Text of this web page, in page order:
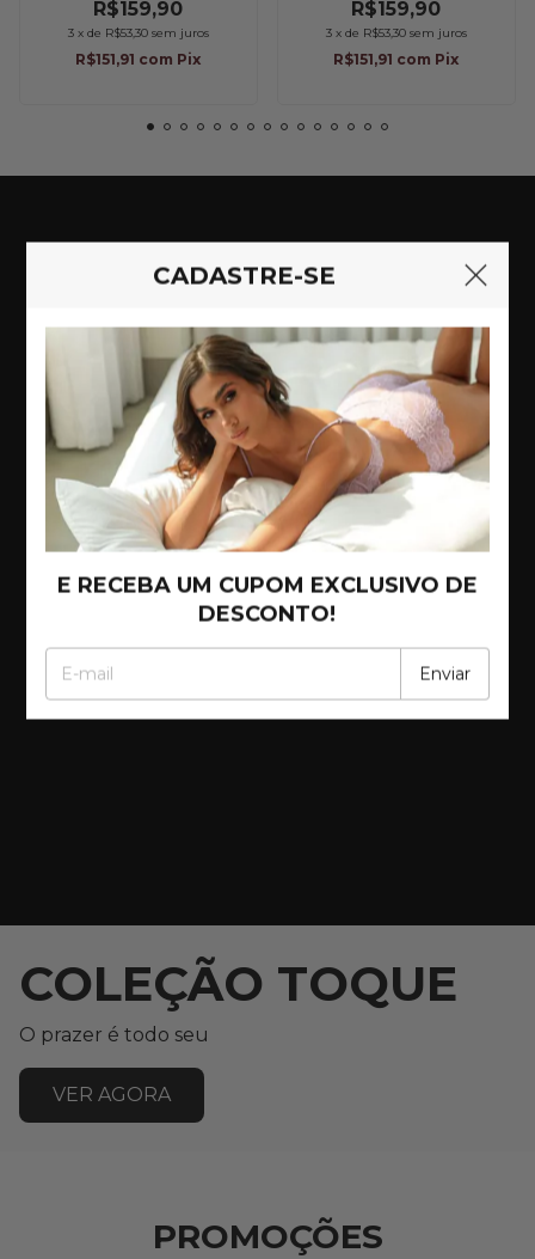
R$159,90
3 x de R$53,30 sem juros
R$151,91 com Pix
R$159,90
3 x de R$53,30 sem juros
R$151,91 com Pix
COLEÇÃO TOQUE
O prazer é todo seu
VER AGORA
PROMOÇÕES
CADASTRE-SE
E RECEBA UM CUPOM EXCLUSIVO DE
DESCONTO!